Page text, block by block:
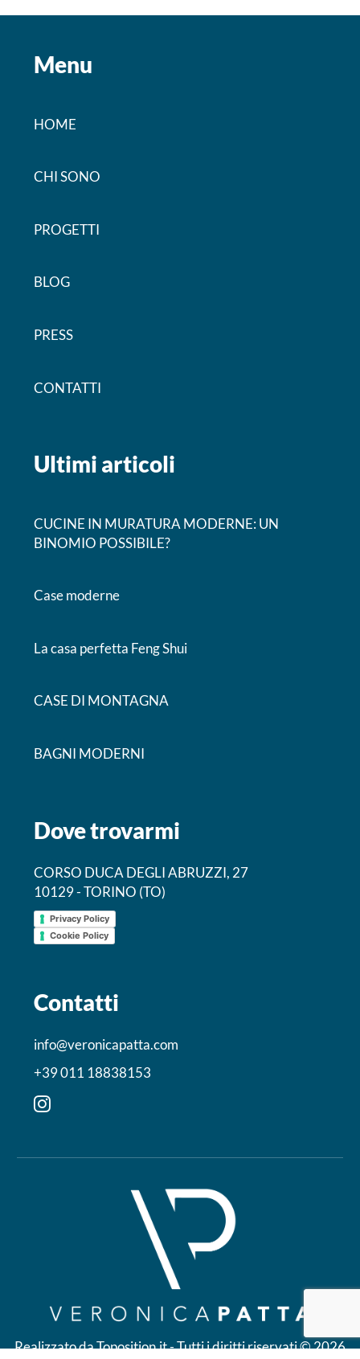
Menu
HOME
CHI SONO
PROGETTI
BLOG
PRESS
CONTATTI
Ultimi articoli
CUCINE IN MURATURA MODERNE: UN
BINOMIO POSSIBILE?
Case moderne
La casa perfetta Feng Shui
CASE DI MONTAGNA
BAGNI MODERNI
Dove trovarmi
CORSO DUCA DEGLI ABRUZZI, 27
10129 - TORINO (TO)
Privacy Policy
Cookie Policy
Contatti
info@veronicapatta.com
+39 011 18838153
Realizzato da Toposition.it- Tutti i diritti riservati © 2026